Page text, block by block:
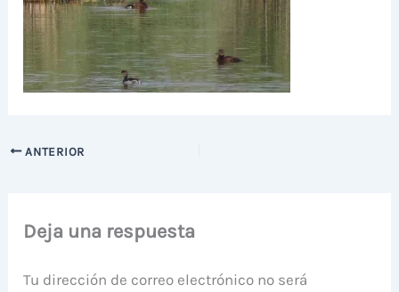
ANTERIOR
Deja una respuesta
Tu dirección de correo electrónico no será